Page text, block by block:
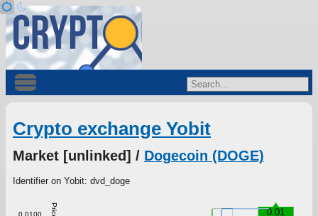
Crypto exchange Yobit
Market [unlinked] / Dogecoin (DOGE)
Identifier on Yobit: dvd_doge
Price
0.0100 0.01